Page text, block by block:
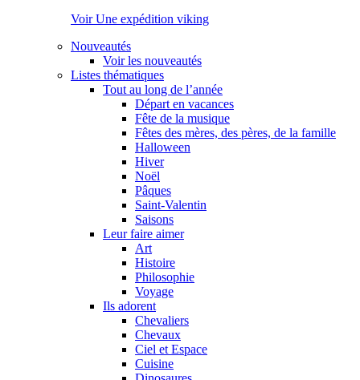
Voir Une expédition viking
Nouveautés
Voir les nouveautés
Listes thématiques
Tout au long de l’année
Départ en vacances
Fête de la musique
Fêtes des mères, des pères, de la famille
Halloween
Hiver
Noël
Pâques
Saint-Valentin
Saisons
Leur faire aimer
Art
Histoire
Philosophie
Voyage
Ils adorent
Chevaliers
Chevaux
Ciel et Espace
Cuisine